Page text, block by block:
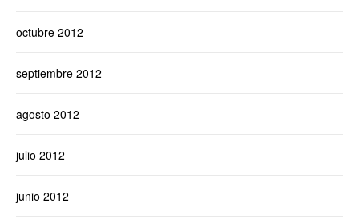
octubre 2012
septiembre 2012
agosto 2012
julio 2012
junio 2012